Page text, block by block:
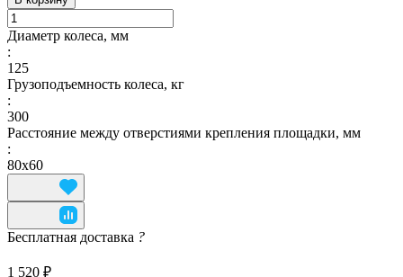
Диаметр колеса, мм
:
125
Грузоподъемность колеса, кг
:
300
Расстояние между отверстиями крепления площадки, мм
:
80х60
Бесплатная доставка ?
1 520 ₽